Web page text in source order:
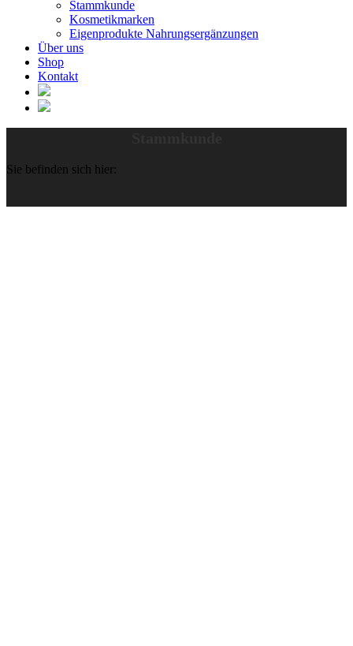
Stammkunde
Kosmetikmarken
Eigenprodukte Nahrungsergänzungen
Über uns
Shop
Kontakt
Sie befinden sich hier: